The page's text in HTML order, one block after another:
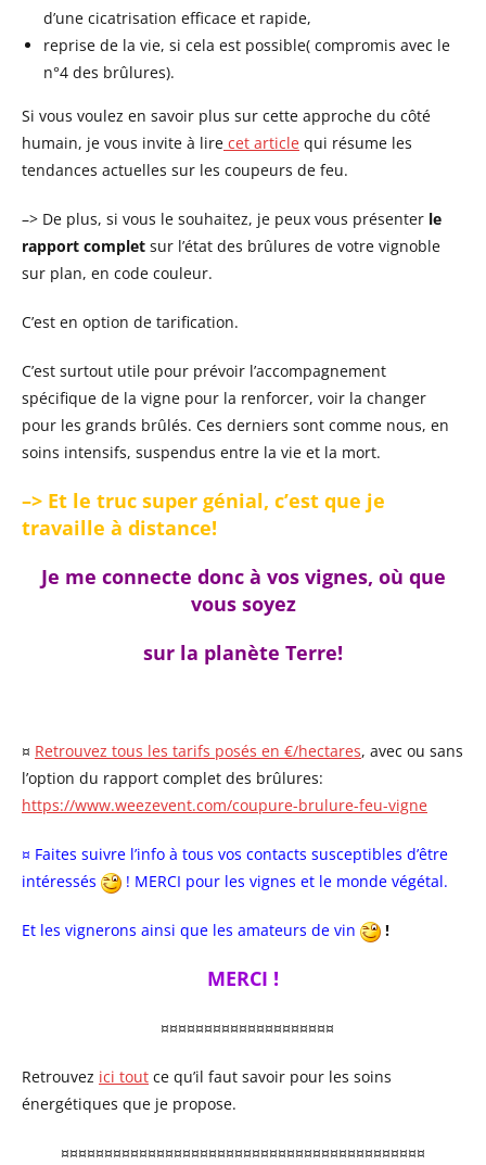
d’une cicatrisation efficace et rapide,
reprise de la vie, si cela est possible( compromis avec le
n°4 des brûlures).
Si vous voulez en savoir plus sur cette approche du côté
humain, je vous invite à lire cet article qui résume les
tendances actuelles sur les coupeurs de feu.
–> De plus, si vous le souhaitez, je peux vous présenter le
rapport complet sur l’état des brûlures de votre vignoble
sur plan, en code couleur.
C’est en option de tarification.
C’est surtout utile pour prévoir l’accompagnement
spécifique de la vigne pour la renforcer, voir la changer
pour les grands brûlés. Ces derniers sont comme nous, en
soins intensifs, suspendus entre la vie et la mort.
–> Et le truc super génial, c’est que je
travaille à distance!
Je me connecte donc à vos vignes, où que
vous soyez
sur la planète Terre!
¤ Retrouvez tous les tarifs posés en €/hectares, avec ou sans
l’option du rapport complet des brûlures:
https://www.weezevent.com/coupure-brulure-feu-vigne
¤ Faites suivre l’info à tous vos contacts susceptibles d’être
intéressés
! MERCI pour les vignes et le monde végétal.
Et les vignerons ainsi que les amateurs de vin !
MERCI !
¤¤¤¤¤¤¤¤¤¤¤¤¤¤¤¤¤¤¤¤
Retrouvez ici tout ce qu’il faut savoir pour les soins
énergétiques que je propose.
¤¤¤¤¤¤¤¤¤¤¤¤¤¤¤¤¤¤¤¤¤¤¤¤¤¤¤¤¤¤¤¤¤¤¤¤¤¤¤¤¤¤